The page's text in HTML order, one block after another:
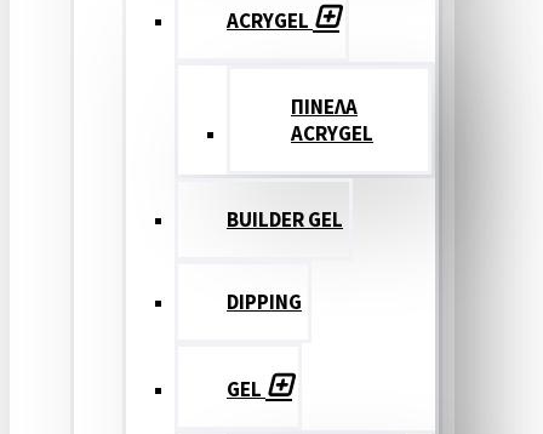
ACRYGEL
ΠΙΝΕΛΑ
ACRYGEL
BUILDER GEL
DIPPING
GEL